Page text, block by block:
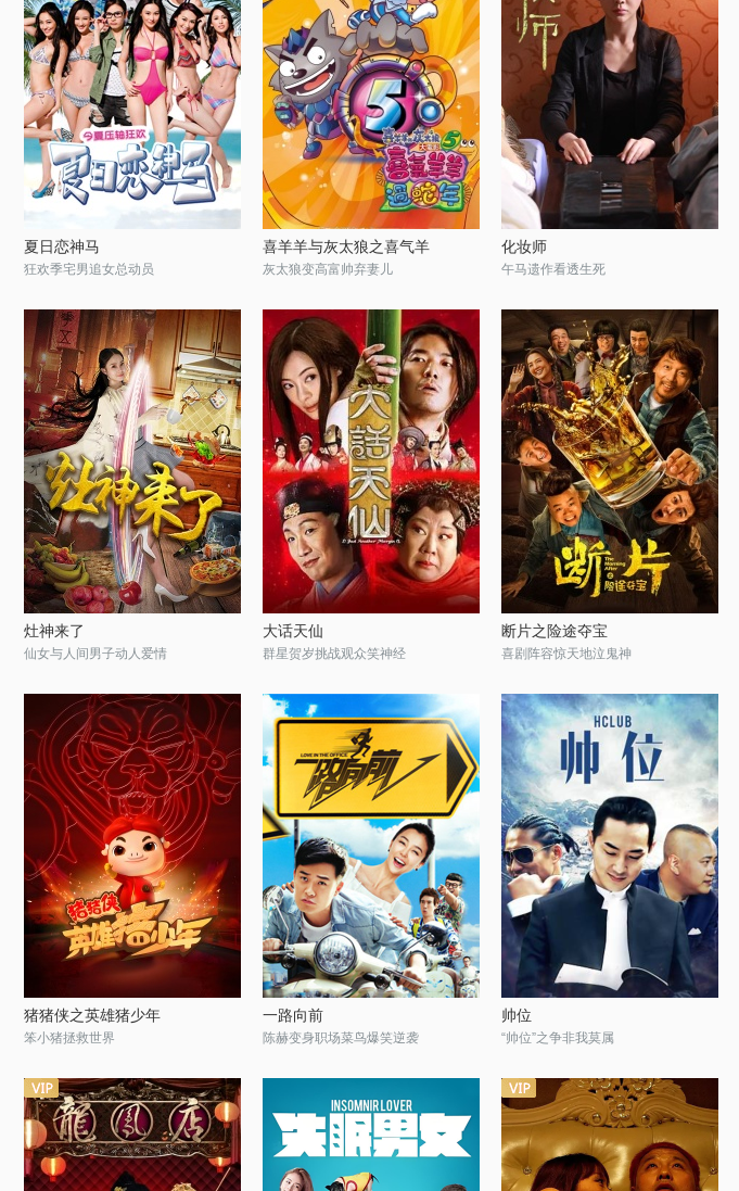
夏日恋神马
狂欢季宅男追女总动员
喜羊羊与灰太狼之喜气羊
灰太狼变高富帅弃妻儿
化妆师
午马遗作看透生死
灶神来了
仙女与人间男子动人爱情
大话天仙
群星贺岁挑战观众笑神经
断片之险途夺宝
喜剧阵容惊天地泣鬼神
猪猪侠之英雄猪少年
笨小猪拯救世界
一路向前
陈赫变身职场菜鸟爆笑逆袭
帅位
“帅位”之争非我莫属